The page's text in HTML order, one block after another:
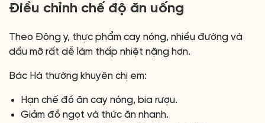
Điều chỉnh chế độ ăn uống
Theo Đông y, thực phẩm cay nóng, nhiều đường và
dầu mỡ rất dễ làm thấp nhiệt nặng hơn.
Bác Hà thường khuyên chị em:
Hạn chế đồ ăn cay nóng, bia rượu.
Giảm đồ ngọt và thức ăn nhanh.